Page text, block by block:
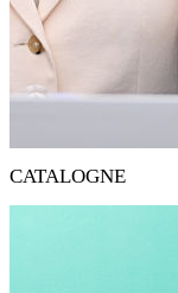
CATALOGNE